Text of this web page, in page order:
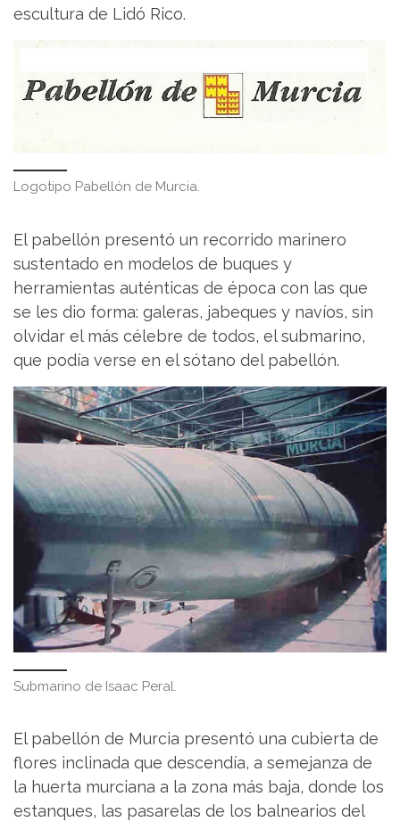
escultura de Lidó Rico.
Logotipo Pabellón de Murcia.
El pabellón presentó un recorrido marinero
sustentado en modelos de buques y
herramientas auténticas de época con las que
se les dio forma: galeras, jabeques y navíos, sin
olvidar el más célebre de todos, el submarino,
que podía verse en el sótano del pabellón.
Submarino de Isaac Peral.
El pabellón de Murcia presentó una cubierta de
flores inclinada que descendía, a semejanza de
la huerta murciana a la zona más baja, donde los
estanques, las pasarelas de los balnearios del